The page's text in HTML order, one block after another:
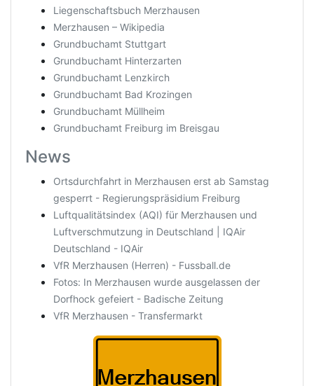
Liegenschaftsbuch Merzhausen
Merzhausen – Wikipedia
Grundbuchamt Stuttgart
Grundbuchamt Hinterzarten
Grundbuchamt Lenzkirch
Grundbuchamt Bad Krozingen
Grundbuchamt Müllheim
Grundbuchamt Freiburg im Breisgau
News
Ortsdurchfahrt in Merzhausen erst ab Samstag
gesperrt - Regierungspräsidium Freiburg
Luftqualitätsindex (AQI) für Merzhausen und
Luftverschmutzung in Deutschland | IQAir
Deutschland - IQAir
VfR Merzhausen (Herren) - Fussball.de
Fotos: In Merzhausen wurde ausgelassen der
Dorfhock gefeiert - Badische Zeitung
VfR Merzhausen - Transfermarkt